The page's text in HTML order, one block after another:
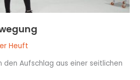
Heuft
den Aufschlag aus einer seitlichen